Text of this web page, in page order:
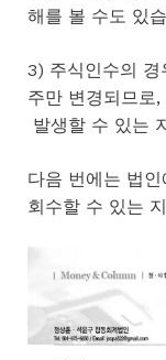
해를 볼 수도 있
3) 주식인수의 경
주만 변경되므로
발생할 수 있는
다음 번에는 법
회수할 수 있는